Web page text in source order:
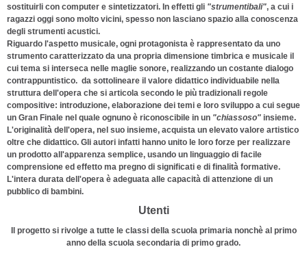
sostituirli con computer e sintetizzatori. In effetti gli "strumentibali", a cui i
ragazzi oggi sono molto vicini, spesso non lasciano spazio alla conoscenza
degli strumenti acustici.
Riguardo l'aspetto musicale, ogni protagonista è rappresentato da uno
strumento caratterizzato da una propria dimensione timbrica e musicale il
cui tema si interseca nelle maglie sonore, realizzando un costante dialogo
contrappuntistico. da sottolineare il valore didattico individuabile nella
struttura dell'opera che si articola secondo le più tradizionali regole
compositive: introduzione, elaborazione dei temi e loro sviluppo a cui segue
un Gran Finale nel quale ognuno è riconoscibile in un "chiassoso" insieme.
L'originalità dell'opera, nel suo insieme, acquista un elevato valore artistico
oltre che didattico. Gli autori infatti hanno unito le loro forze per realizzare
un prodotto all'apparenza semplice, usando un linguaggio di facile
comprensione ed effetto ma pregno di significati e di finalità formative.
L'intera durata dell'opera è adeguata alle capacità di attenzione di un
pubblico di bambini.
Utenti
Il progetto si rivolge a tutte le classi della scuola primaria nonchè al primo
anno della scuola secondaria di primo grado.